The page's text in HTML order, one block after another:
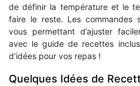
de définir la température et le
faire le reste. Les commandes
vous permettant d’ajuster
avec le guide de recettes
d’idées pour vos repas !
Quelques Idées de